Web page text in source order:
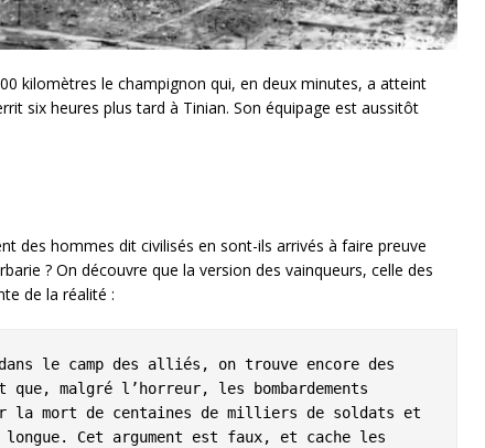
kilomètres le champignon qui, en deux minutes, a atteint
six heures plus tard à Tinian. Son équipage est aussitôt
des hommes dit civilisés en sont-ils arrivés à faire preuve
? On découvre que la version des vainqueurs, celle des
de la réalité :
dans le camp des alliés, on trouve encore des
malgré l’horreur, les bombardements
la mort de centaines de milliers de soldats et
Cet argument est faux, et cache les